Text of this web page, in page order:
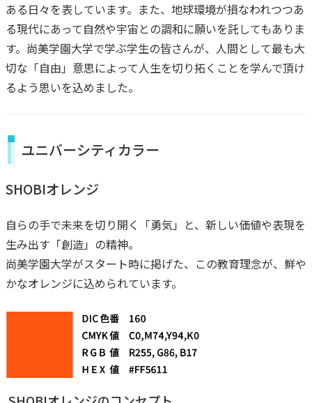
ある日々を表しています。また、地球環境が損なわれつつあ
る現代にあって自然や宇宙との調和に願いを託してもありま
す。尚美学園大学で学ぶ学生の皆さんが、人間として最も大
切な「自由」意思によって人生を切り拓くことを学んで頂け
るよう思いを込めました。
ユニバーシティカラー
SHOBIオレンジ
自らの手で未来を切り開く「勇気」と、新しい価値や表現を
生み出す「創造」の精神。
尚美学園大学がスタート時に掲げた、この教育理念が、鮮や
かなオレンジに込められています。